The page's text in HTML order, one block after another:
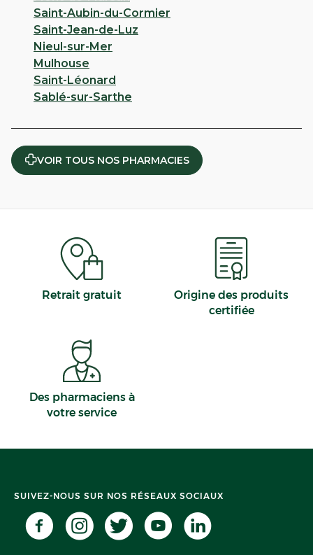
Saint-Aubin-du-Cormier
Saint-Jean-de-Luz
Nieul-sur-Mer
Mulhouse
Saint-Léonard
Sablé-sur-Sarthe
VOIR TOUS NOS PHARMACIES
Retrait gratuit
Origine des produits
certifiée
Des pharmaciens à
votre service
SUIVEZ-NOUS SUR NOS RÉSEAUX SOCIAUX